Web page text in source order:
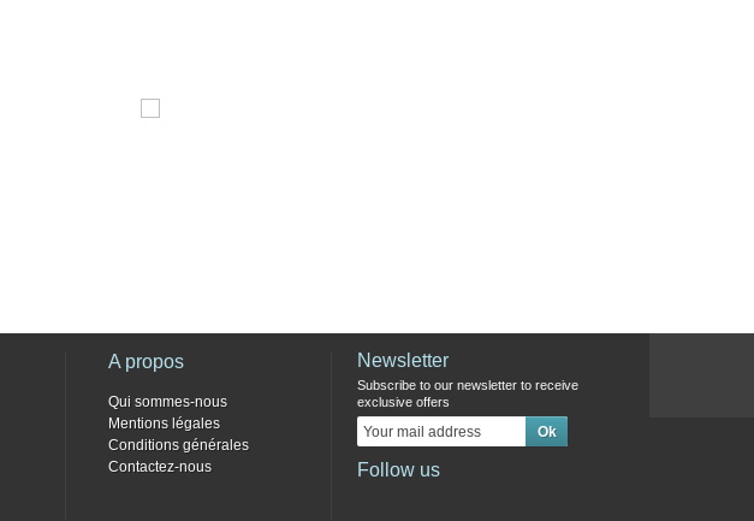
A propos
Qui sommes-nous
Mentions légales
Conditions générales
Contactez-nous
Newsletter
Subscribe to our newsletter to receive
exclusive offers
Follow us